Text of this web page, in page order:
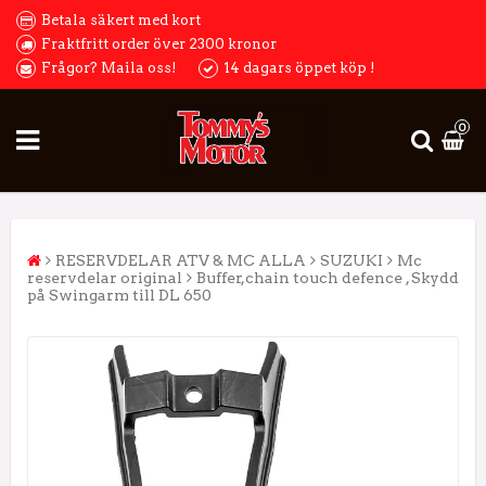
Betala säkert med kort
Fraktfritt order över 2300 kronor
Frågor? Maila oss!
14 dagars öppet köp !
0
RESERVDELAR ATV & MC ALLA SUZUKI
Mc
reservdelar original
Buffer,chain touch defence , Skydd
på Swingarm till DL 650